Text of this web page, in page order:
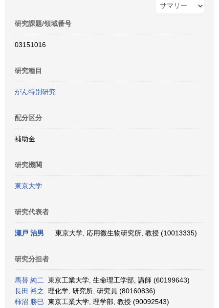
研究課題/領域番号
03151016
研究種目
がん特別研究
配分区分
補助金
研究機関
東京大学
研究代表者
瀬戸 治男 東京大学, 応用微生物研究所, 教授 (10013335)
研究分担者
馬替 純二
東京工業大学, 生命理工学部, 講師 (60199643)
長田 裕之
理化学, 研究所, 研究員 (80160836)
柿沼 勝巳 東京工業大学, 理学部, 教授 (90092543)